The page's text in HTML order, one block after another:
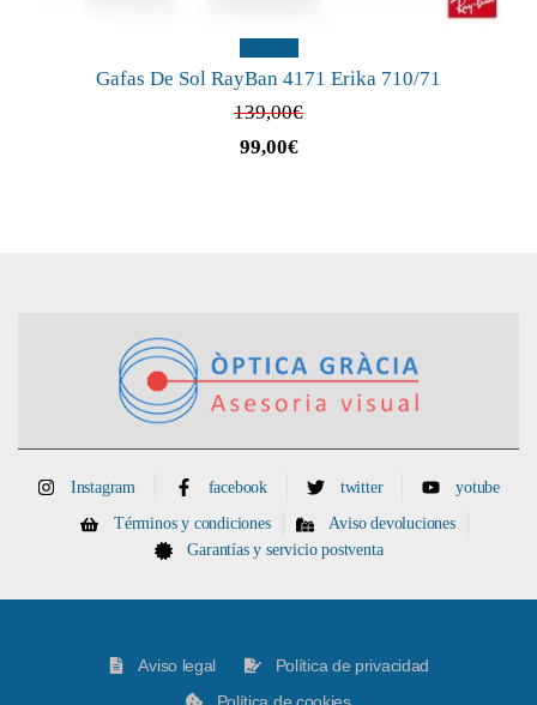
Gafas De Sol RayBan 4171 Erika 710/71
139,00€
99,00€
Instagram facebook twitter
yotube
Términos y condiciones
Aviso devoluciones
Garantías y servicio postventa
Aviso legal
Política de privacidad